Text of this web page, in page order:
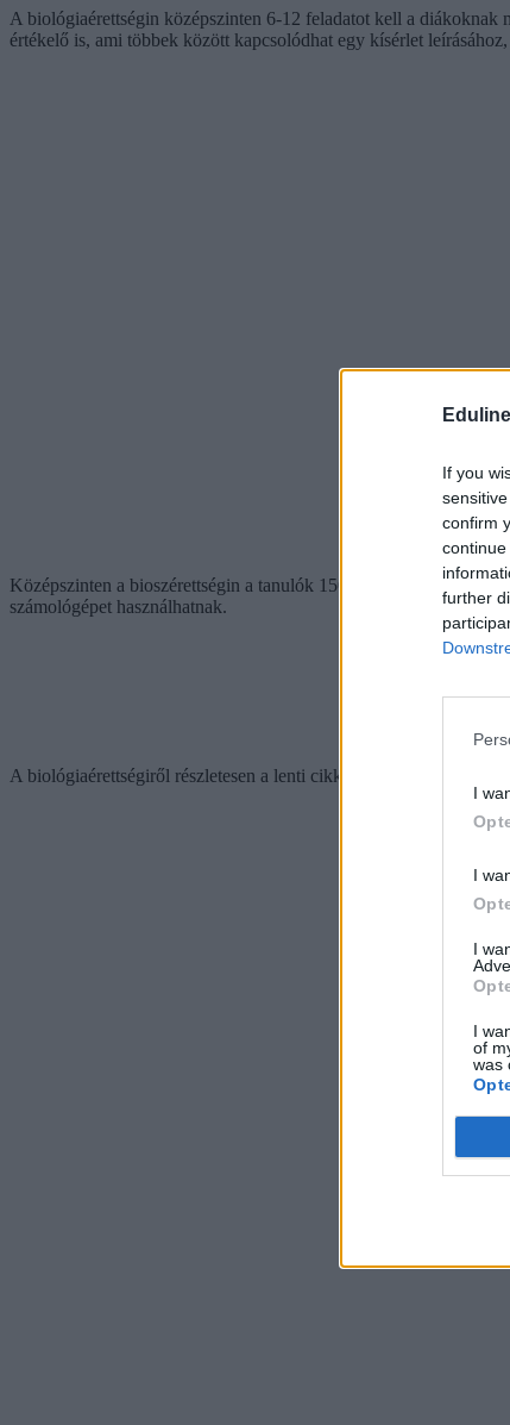
If you
confirm
further
I
I
I
I
of
was
A biológiaérettségin középszinten 6-12 feladatot kell a diákoknak
értékelő is, ami többek között kapcsolódhat egy kísérlet
Középszinten a bioszérettségin a tanulók 150 percet kapnak a
számológépet használhatnak.
A biológiaérettségiről részletesen a lenti cikkünkben foglalkoztunk.